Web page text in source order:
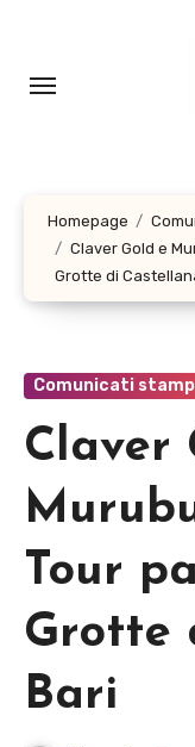
contenuto
Homepage
Claver Gold e
Grotte di
Comunicati
Claver
Tour
Grotte
Bari